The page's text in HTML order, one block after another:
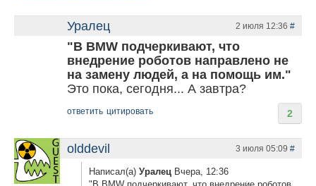
Уралец 2 июля 12:36 #
"В BMW подчеркивают, что
внедрение роботов направлено не
на замену людей, а на помощь им."
Это пока, сегодня... А завтра?
2
ответить цитировать
olddevil 3 июля 05:09 #
Написал(а) Уралец Вчера, 12:36